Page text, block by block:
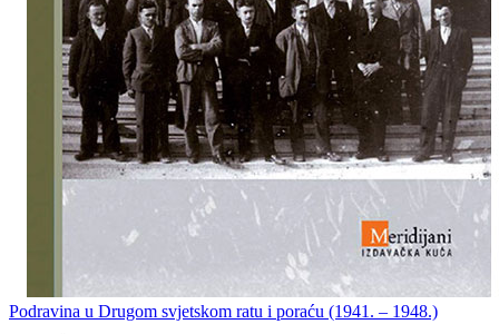
Podravina u Drugom svjetskom ratu i poraću (1941. – 1948.)